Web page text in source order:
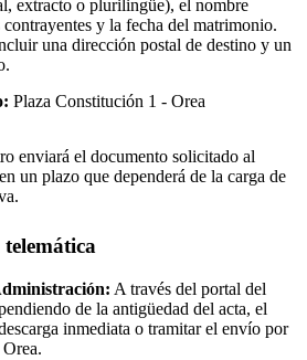
extracto o plurilingüe), el nombre
y la fecha del matrimonio.
una dirección postal de destino y un
Plaza Constitución 1 - Orea
enviará el documento solicitado al
un plazo que dependerá de la carga de
A través del portal del
de la antigüedad del acta, el
inmediata o tramitar el envío por
Orea.